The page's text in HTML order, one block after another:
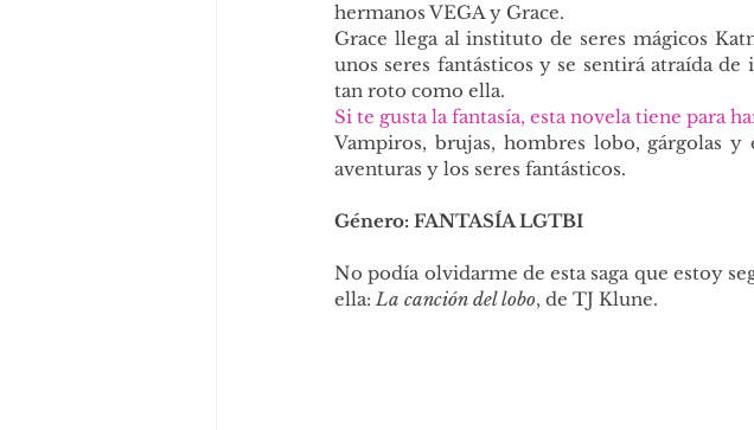
hermanos VEGA y Grace.
Grace llega al instituto de seres mágicos
unos seres fantásticos y se sentirá atraída
tan roto como ella.
Si te gusta la fantasía, esta novela tiene para
Vampiros, brujas, hombres lobo, gárgolas y
aventuras y los seres fantásticos.
Género: FANTASÍA LGTBI
No podía olvidarme de esta saga que estoy
ella: La canción del lobo, de TJ Klune.